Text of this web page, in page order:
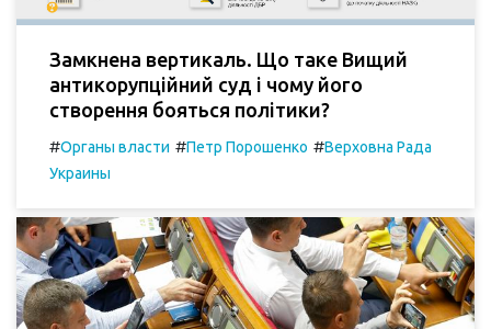
Замкнена вертикаль. Що таке Вищий
антикорупційний суд і чому його
створення бояться політики?
#Органы власти #Петр Порошенко #Верховна Рада
Украины